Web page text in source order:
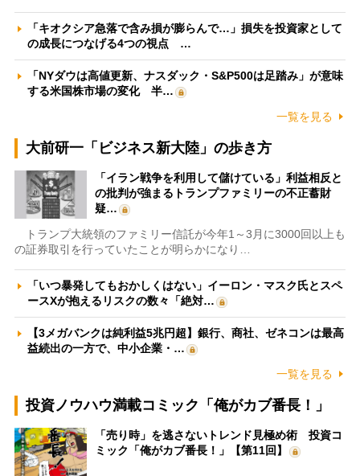
「キオクシア急落で含み損が膨らんで…」損失を投資家として
の成長につなげる4つの視点 …
「NYダウは高値更新、ナスダック・S&P500は足踏み」が意味
する米国株市場の変化 半…
一覧を見る
大前研一「ビジネス新大陸」の歩き方
「イラン戦争を利用して儲けている」利益相反と
の批判が強まるトランプファミリーの不正蓄財
疑…
トランプ大統領のファミリー信託が今年1～3月に3000回以上も
の証券取引を行っていたことが明らかになり…
「いつ暴発してもおかしくはない」イーロン・マスク氏とスペ
ースXが抱えるリスクの数々「絶対…
【3メガバンクは純利益5兆円超】銀行、商社、ゼネコンは最高
益続出の一方で、中小企業・…
一覧を見る
投資ノウハウ満載コミック「俺がカブ番長！」
「売り時」を逃さないトレンド見極め術 投資コ
ミック「俺がカブ番長！」【第11回】